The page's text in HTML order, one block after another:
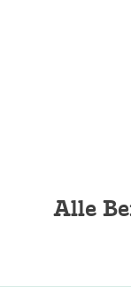
Alle